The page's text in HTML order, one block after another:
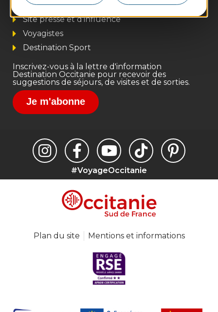
Pros d'Occitanie
Site presse et d'influence
Voyagistes
Destination Sport
Inscrivez-vous à la lettre d'information
Destination Occitanie pour recevoir des
suggestions de séjours, de visites et de sorties.
Je m'abonne
#VoyageOccitanie
Plan du site Mentions et informations